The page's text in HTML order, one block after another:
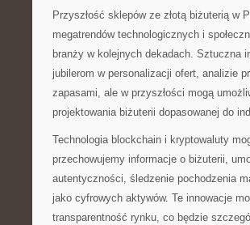
Przyszłość sklepów ze złotą biżuterią w
megatrendów technologicznych i
branży w kolejnych dekadach. Sztuczna
jubilerom w personalizacji ofert, analizie
zapasami, ale w przyszłości mogą
projektowania biżuterii dopasowanej do
Technologia blockchain i kryptowaluty
przechowujemy informacje o biżuterii,
autentyczności, śledzenie pochodzenia
jako cyfrowych aktywów. Te innowacje
transparentność rynku, co będzie